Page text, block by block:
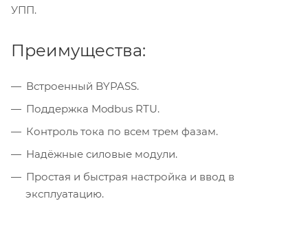
УПП.
Преимущества:
Встроенный BYPASS.
Поддержка Modbus RTU.
Контроль тока по всем трем фазам.
Надёжные силовые модули.
Простая и быстрая настройка и ввод в
эксплуатацию.